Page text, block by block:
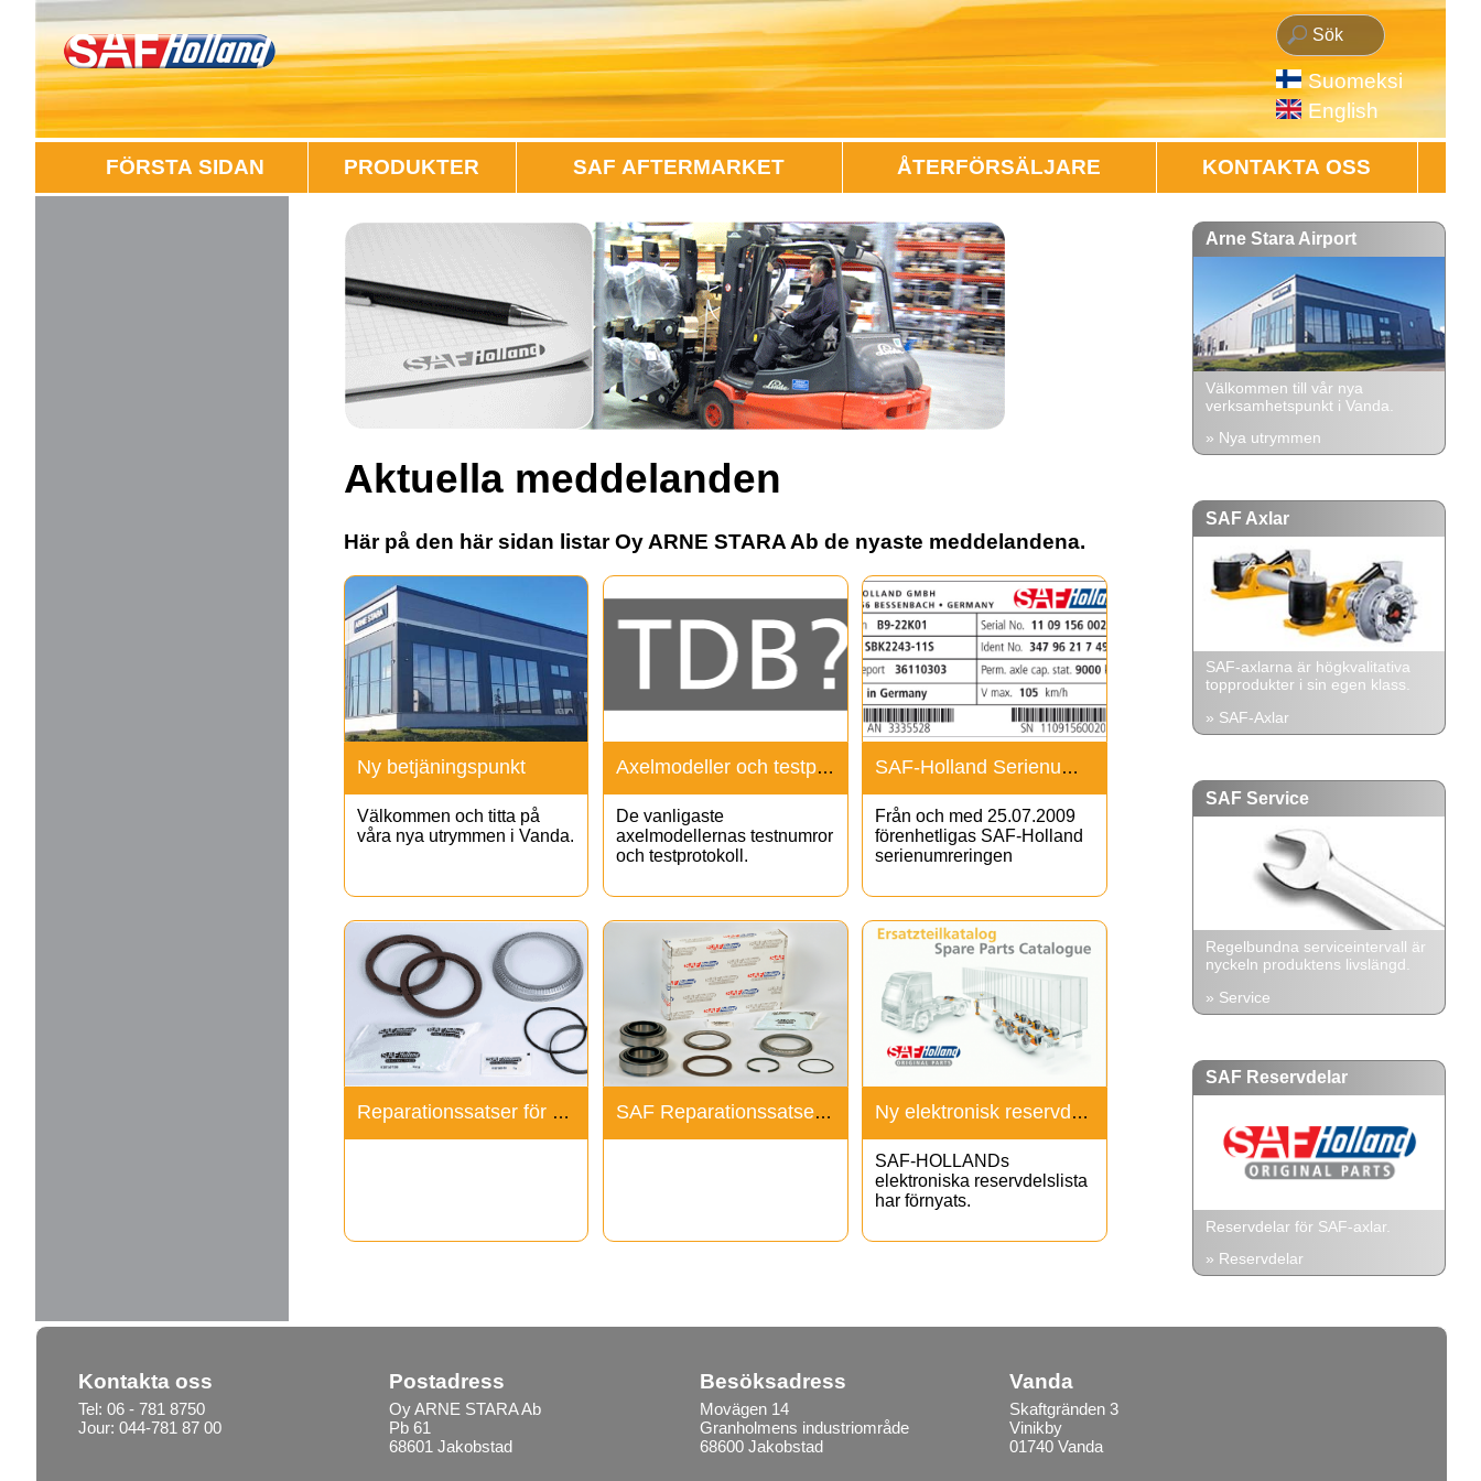
Suomeksi
English
FÖRSTA SIDAN PRODUKTER SAF AFTERMARKET ÅTERFÖRSÄLJARE KONTAKTA OSS
Aktuella meddelanden
Här på den här sidan listar Oy ARNE STARA Ab de nyaste meddelandena.
Ny betjäningspunkt
Välkommen och titta på
våra nya utrymmen i Vanda.
Axelmodeller och testprotokoll
De vanligaste
axelmodellernas testnumror
och testprotokoll.
SAF-Holland Serienumreringen förenhetligas
Från och med 25.07.2009
förenhetligas SAF-Holland
serienumreringen
Reparationssatser för SAF INTEGRAL nav SAF Reparationssatser för nya seriens kompaktnav Ny elektronisk reservdels CD
SAF-HOLLANDs
elektroniska reservdelslista
har förnyats.
Arne Stara Airport
Välkommen till vår nya
verksamhetspunkt i Vanda.
» Nya utrymmen
SAF Axlar
SAF-axlarna är högkvalitativa
topprodukter i sin egen klass.
» SAF-Axlar
SAF Service
Regelbundna serviceintervall är
nyckeln produktens livslängd.
» Service
SAF Reservdelar
Reservdelar för SAF-axlar.
» Reservdelar
Kontakta oss
Tel: 06 - 781 8750
Jour: 044-781 87 00
Postadress
Oy ARNE STARA Ab
Pb 61
68601 Jakobstad
Besöksadress
Movägen 14
Granholmens industriområde
68600 Jakobstad
Vanda
Skaftgränden 3
Vinikby
01740 Vanda